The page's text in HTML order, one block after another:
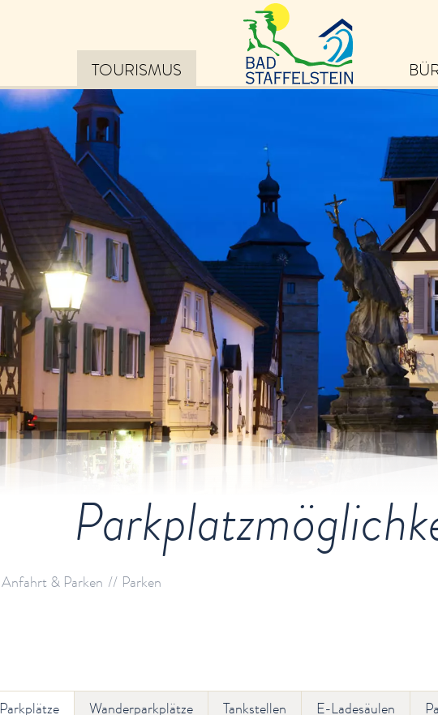
TOURISMUS
Anfahrt & Parken Parken
Parkplätze Wanderparkplätze Tankstellen E-Ladesäulen
Bleiben Sie auf dem
Laufenden über die schönsten
Erlebnisse in Bad Staffelstein
– von Veranstaltungen und
Tipps zu Ausflugszielen bis hin
zu exklusiven Angeboten und
Neuigkeiten.
Zum Newsletter anmelden